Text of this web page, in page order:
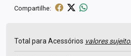
Compartilhe:
Total para Acessórios valores